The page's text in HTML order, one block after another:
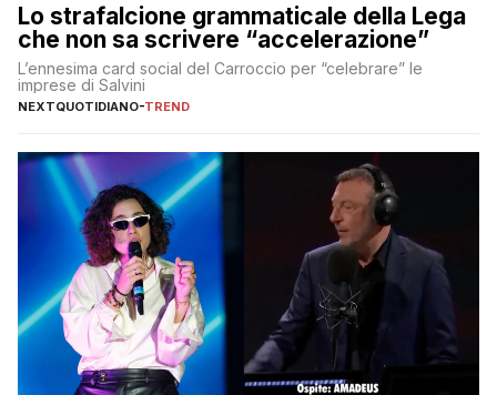
Lo strafalcione grammaticale della Lega
che non sa scrivere “accelerazione”
L’ennesima card social del Carroccio per “celebrare” le
imprese di Salvini
NEXTQUOTIDIANO-TREND